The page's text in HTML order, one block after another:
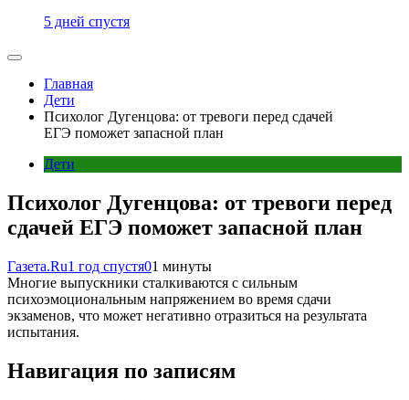
5 дней спустя
Главная
Дети
Психолог Дугенцова: от тревоги перед сдачей
ЕГЭ поможет запасной план
Дети
Психолог Дугенцова: от тревоги перед
сдачей ЕГЭ поможет запасной план
Газета.Ru1 год спустя01 минуты
Многие выпускники сталкиваются с сильным
психоэмоциональным напряжением во время сдачи
экзаменов, что может негативно отразиться на результата
испытания.
Навигация по записям